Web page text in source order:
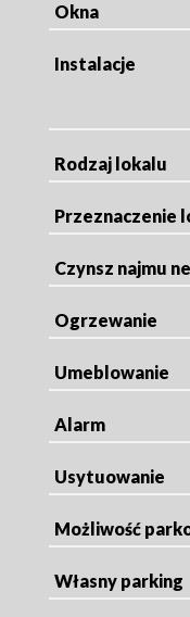
Okna
Instalacje
Rodzaj lokalu
Przeznaczenie
Czynsz najmu
Ogrzewanie
Umeblowanie
Alarm
Usytuowanie
Możliwość
Własny parking